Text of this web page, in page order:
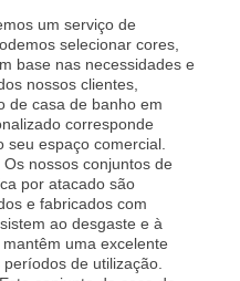
um serviço de
selecionar cores,
base nas necessidades e
nossos clientes,
de casa de banho em
corresponde
seu espaço comercial.
Os nossos conjuntos de
por atacado são
e fabricados com
ao desgaste e à
uma excelente
de utilização.